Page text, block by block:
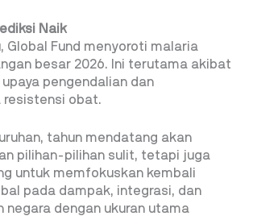
Naik
Global Fund menyoroti malaria
besar 2026. Ini terutama akibat
pengendalian dan
resistensi obat.
tahun mendatang akan
pilihan-pilihan sulit, tetapi juga
untuk memfokuskan kembali
pada dampak, integrasi, dan
negara dengan ukuran utama